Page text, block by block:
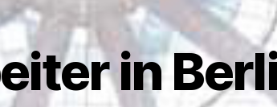
in